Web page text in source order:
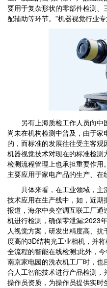
要用于复杂形状的零部件检测
配辅助等环节。”机器视觉行业
另有上海质检工作人员向中
尚未在机构检测中普及，由于
的，而标准的发展往往受主客
机器视觉技术对现在的标准检
检测流程管理上也承担重要作用
主要应用于家电产品的生产、在
具体来看，在工业领域，主
技术应用在生产线中，如，近期
报道，海尔中央空调互联工厂
机进行检测，确保零泄漏;2023
人视觉方案，研发出精度高、
度高的3D结构光工业相机，并
全流程的智能在线检测;此外，
南京家电园的洗衣机工厂时，
合人工智能技术进行产品检测
操作员资质，为操作员提供实时